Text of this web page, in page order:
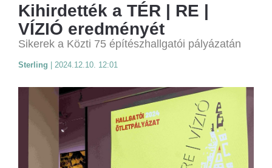
Kihirdették a TÉR | RE |
VÍZIÓ eredményét
Sikerek a Közti 75 építészhallgatói pályázatán
Sterling 2024.12.10. 12:01